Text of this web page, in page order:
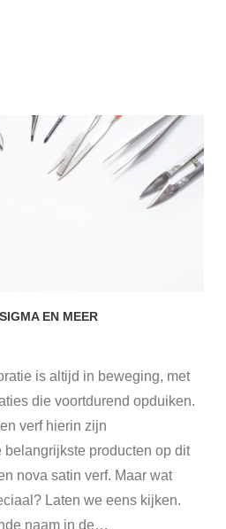
EN MEER
is altijd in beweging, met
die voortdurend opduiken.
verf hierin zijn
belangrijkste producten op dit
nova satin verf. Maar wat
Laten we eens kijken.
naam in de…